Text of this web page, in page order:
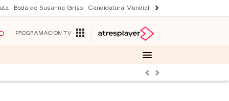
Boda de Susanna Griso Candidatura Mundial 2030
PROGRAMACIÓN TV
AnteriorSiguiente